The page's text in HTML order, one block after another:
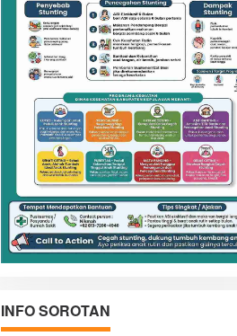
INFO SOROTAN